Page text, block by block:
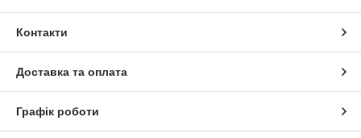
Контакти
Доставка та оплата
Графік роботи